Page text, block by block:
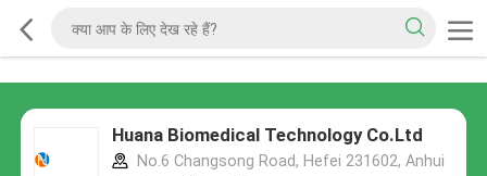
Huana Biomedical Technology Co.Ltd
No.6 Changsong Road, Hefei 231602, Anhui